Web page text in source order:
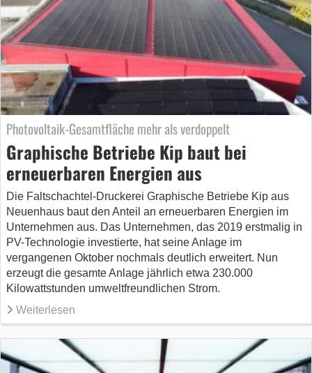
Photovoltaik-Gesamtfläche mehr als verdoppelt
Graphische Betriebe Kip baut bei
erneuerbaren Energien aus
Die Faltschachtel-Druckerei Graphische Betriebe Kip aus
Neuenhaus baut den Anteil an erneuerbaren Energien im
Unternehmen aus. Das Unternehmen, das 2019 erstmalig in
PV-Technologie investierte, hat seine Anlage im
vergangenen Oktober nochmals deutlich erweitert. Nun
erzeugt die gesamte Anlage jährlich etwa 230.000
Kilowattstunden umweltfreundlichen Strom.
Weiterlesen